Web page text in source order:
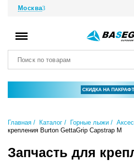
Москва
СКИДКА НА ПАКРАФТ
Главная Каталог Горные лыжи
крепления Burton GettaGrip Capstrap M
Запчасть для